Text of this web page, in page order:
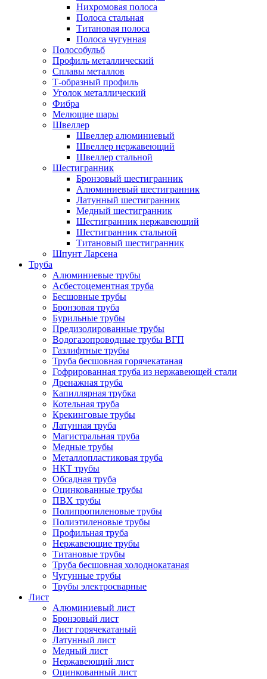
Нихромовая полоса
Полоса стальная
Титановая полоса
Полоса чугунная
Полособульб
Профиль металлический
Сплавы металлов
Т-образный профиль
Уголок металлический
Фибра
Мелющие шары
Швеллер
Швеллер алюминиевый
Швеллер нержавеющий
Швеллер стальной
Шестигранник
Бронзовый шестигранник
Алюминиевый шестигранник
Латунный шестигранник
Медный шестигранник
Шестигранник нержавеющий
Шестигранник стальной
Титановый шестигранник
Шпунт Ларсена
Труба
Алюминиевые трубы
Асбестоцементная труба
Бесшовные трубы
Бронзовая труба
Бурильные трубы
Предизолированные трубы
Водогазопроводные трубы ВГП
Газлифтные трубы
Труба бесшовная горячекатаная
Гофрированная труба из нержавеющей стали
Дренажная труба
Капиллярная трубка
Котельная труба
Крекинговые трубы
Латунная труба
Магистральная труба
Медные трубы
Металлопластиковая труба
НКТ трубы
Обсадная труба
Оцинкованные трубы
ПВХ трубы
Полипропиленовые трубы
Полиэтиленовые трубы
Профильная труба
Нержавеющие трубы
Титановые трубы
Труба бесшовная холоднокатаная
Чугунные трубы
Трубы электросварные
Лист
Алюминиевый лист
Бронзовый лист
Лист горячекатаный
Латунный лист
Медный лист
Нержавеющий лист
Оцинкованный лист